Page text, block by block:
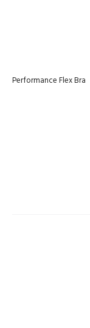
Performance Flex Bra